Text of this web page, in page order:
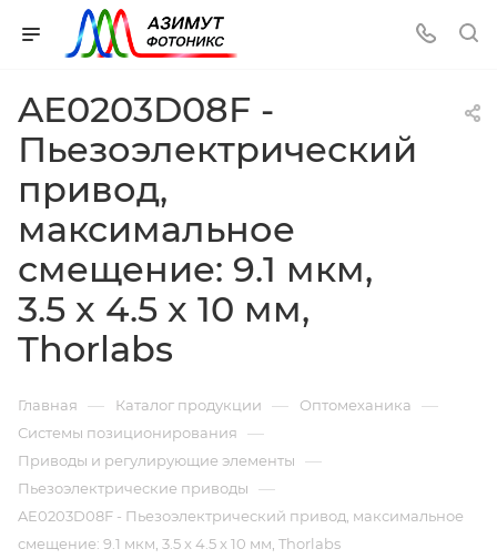
AE0203D08F -
Пьезоэлектрический
привод,
максимальное
смещение: 9.1 мкм,
3.5 x 4.5 x 10 мм,
Thorlabs
Главная — Каталог продукции — Оптомеханика —
Системы позиционирования —
Приводы и регулирующие элементы —
Пьезоэлектрические приводы —
AE0203D08F - Пьезоэлектрический привод, максимальное
смещение: 9.1 мкм, 3.5 x 4.5 x 10 мм, Thorlabs